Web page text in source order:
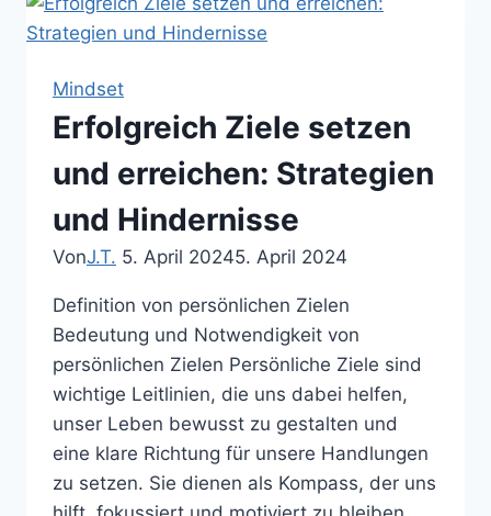
Traumverwirklichung:
Schritte
von
Ideen
Taten
Mindset
Erfolgreich Ziele setzen
und erreichen: Strategien
und Hindernisse
VonJ.T. 5. April 20245. April 2024
Definition von persönlichen Zielen
Bedeutung und Notwendigkeit von
persönlichen Zielen Persönliche Ziele sind
wichtige Leitlinien, die uns dabei helfen,
unser Leben bewusst zu gestalten und
eine klare Richtung für unsere Handlungen
zu setzen. Sie dienen als Kompass, der uns